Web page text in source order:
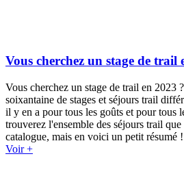
Vous cherchez un stage de trail
Vous cherchez un stage de trail en 2023
soixantaine de stages et séjours trail
il y en a pour tous les goûts et pour tous
trouverez l'ensemble des séjours trail
catalogue, mais en voici un petit résumé
Voir +